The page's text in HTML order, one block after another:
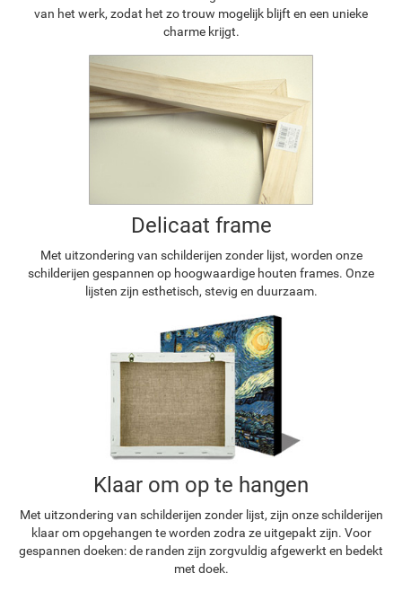
van het werk, zodat het zo trouw mogelijk blijft en een unieke
charme krijgt.
Delicaat frame
Met uitzondering van schilderijen zonder lijst, worden onze
schilderijen gespannen op hoogwaardige houten frames. Onze
lijsten zijn esthetisch, stevig en duurzaam.
Klaar om op te hangen
Met uitzondering van schilderijen zonder lijst, zijn onze schilderijen
klaar om opgehangen te worden zodra ze uitgepakt zijn. Voor
gespannen doeken: de randen zijn zorgvuldig afgewerkt en bedekt
met doek.